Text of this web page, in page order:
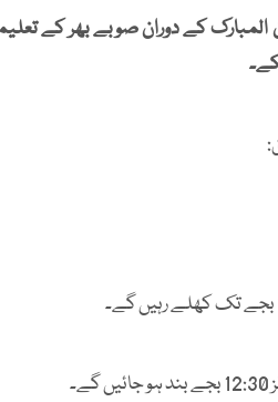
کے دوران صوبے بھر کے تعلیمی